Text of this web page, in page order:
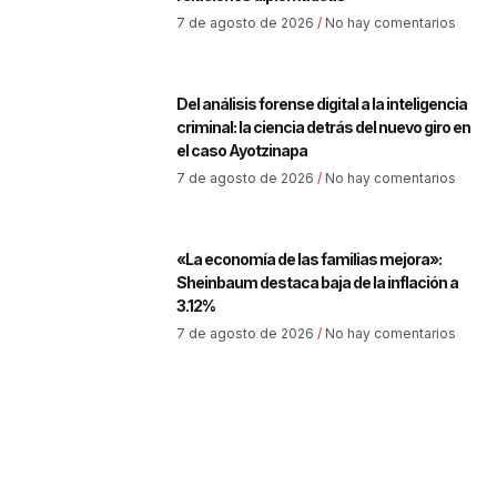
7 de agosto de 2026 No hay comentarios
Del análisis forense digital a la inteligencia
criminal: la ciencia detrás del nuevo giro en
el caso Ayotzinapa
7 de agosto de 2026 No hay comentarios
«La economía de las familias mejora»:
Sheinbaum destaca baja de la inflación a
3.12%
7 de agosto de 2026 No hay comentarios